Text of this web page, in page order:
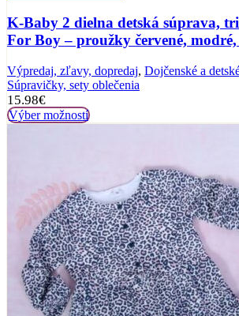
K-Baby 2 dielna detská súprava,
For Boy – proužky červené,
Výpredaj, zľavy, dopredaj, Dojčenské a
Súpravičky, sety oblečenia
15.98€
Výber možností